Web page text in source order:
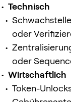
Technisch
oder
oder
Wirtschaftlich
Token-